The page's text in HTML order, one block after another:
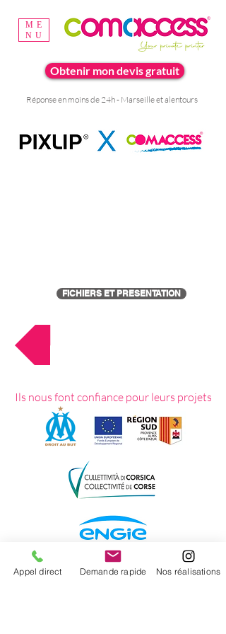
Obtenir mon devis gratuit
Réponse en moins de 24h - Marseille et alentours
ME
NU
FICHIERS ET PRESENTATION
Ils nous font confiance pour leurs projets
Appel direct Demande rapide Nos réalisations